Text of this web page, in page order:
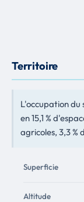
Territoire
L'occupation du
en 15,1 %
agricoles, 3,3 %
Superficie
Altitude